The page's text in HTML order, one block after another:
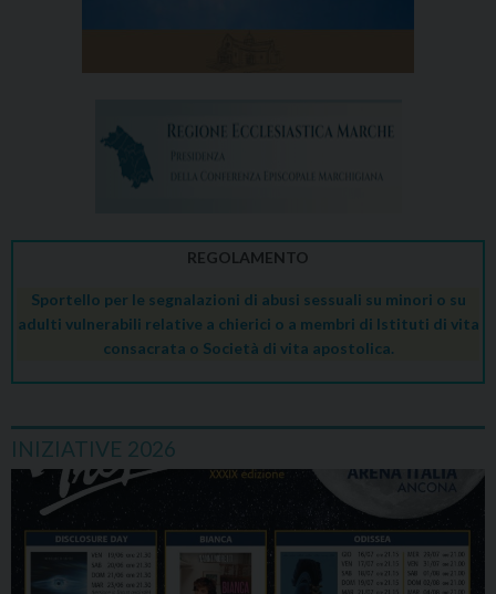
REGOLAMENTO
Sportello per le segnalazioni di abusi sessuali su minori o su
adulti vulnerabili relative a chierici o a membri di Istituti di vita
consacrata o Società di vita apostolica.
INIZIATIVE 2026